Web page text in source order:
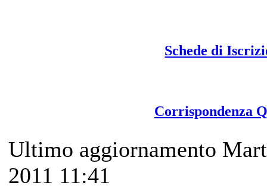
Schede di
Corrispondenza
Ultimo aggiornamento
2011 11:41